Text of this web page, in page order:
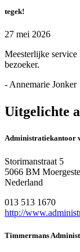
tegek!
27 mei 2026
Meesterlijke service
bezoeker.
- Annemarie Jonker
Uitgelichte
Administratiekantoor
Storimanstraat 5
5066 BM
Nederland
013 513 1670
http://
Timmermans